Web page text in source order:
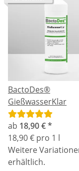
BactoDes®
GießwasserKlar
ab 18,90 €*
18,90 € pro 1 l
Weitere
erhältlich.